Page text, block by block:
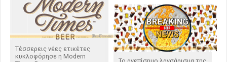
Τέσσερεις νέες ετικέτες
κυκλοφόρησε η Modern